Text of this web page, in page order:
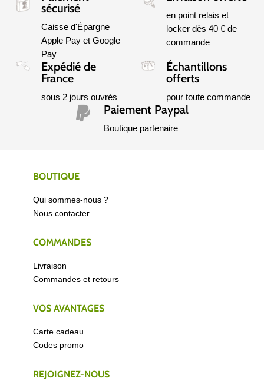
sécurisé
Caisse d'Épargne
Apple Pay et Google
Pay
en point relais et
locker dès 40 € de
commande
Expédié de
France
sous 2 jours ouvrés
Échantillons
offerts
pour toute commande
 Paiement Paypal
Boutique partenaire
BOUTIQUE
Qui sommes-nous ?
Nous contacter
COMMANDES
Livraison
Commandes et retours
VOS AVANTAGES
Carte cadeau
Codes promo
REJOIGNEZ-NOUS